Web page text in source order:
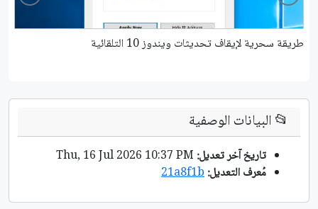
طريقة سحرية لإيقاف تحديثات ويندوز 10 التلقائية
📂البيانات الوصفية
تاريخ آخر تعديل:
مُعرف التعديل:21a8f1b